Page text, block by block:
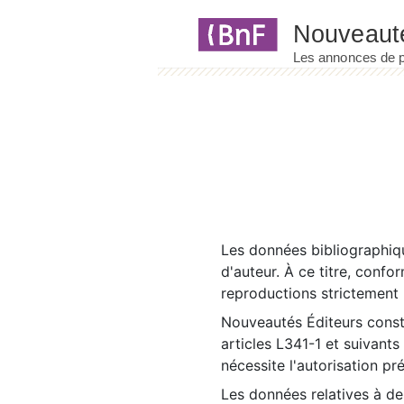
Les données
d'auteur. À ce titre,
reproductions strictement
Nouveautés Éditeurs
articles L341-1 et
nécessite l'autorisation
Les données relatives à